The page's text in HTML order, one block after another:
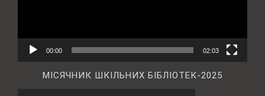
00:00 02:03
МІСЯЧНИК ШКІЛЬНИХ БІБЛІОТЕК-2025